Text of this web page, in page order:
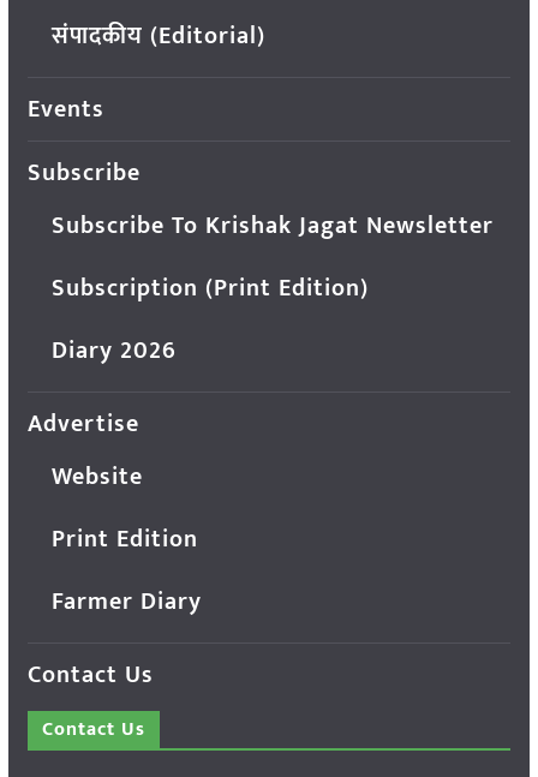
संपादकीय (Editorial)
Events
Subscribe
Subscribe To Krishak Jagat Newsletter
Subscription (Print Edition)
Diary 2026
Advertise
Website
Print Edition
Farmer Diary
Contact Us
Contact Us